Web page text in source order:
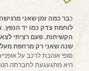
כבר כמה זמן שאני
לוחמת צדק כמו יד
הקשיחות. פעם רציתי
שנה שאני רק מרחפת מעל
סופי אוהבת לרכב על
היא מתגעגעת לחברתה